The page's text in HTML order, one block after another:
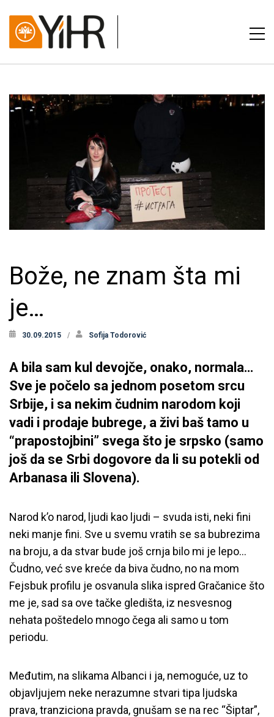
Bože, ne znam šta mi
je…
30.09.2015 Sofija Todorović
A bila sam kul devojče, onako, normala…
Sve je počelo sa jednom posetom srcu
Srbije, i sa nekim čudnim narodom koji
vadi i prodaje bubrege, a živi baš tamo u
“prapostojbini” svega što je srpsko (samo
još da se Srbi dogovore da li su potekli od
Arbanasa ili Slovena).
Narod k’o narod, ljudi kao ljudi – svuda isti, neki fini
neki manje fini. Sve u svemu vratih se sa bubrezima
na broju, a da stvar bude još crnja bilo mi je lepo…
Čudno, već sve kreće da biva čudno, no na mom
Fejsbuk profilu je osvanula slika ispred Gračanice što
me je, sad sa ove tačke gledišta, iz nesvesnog
nehata poštedelo mnogo čega ali samo u tom
periodu.
Međutim, na slikama Albanci i ja, nemoguće, uz to
objavljujem neke nerazumne stvari tipa ljudska
prava, tranziciona pravda, gnušam se na rec “Šiptar”,